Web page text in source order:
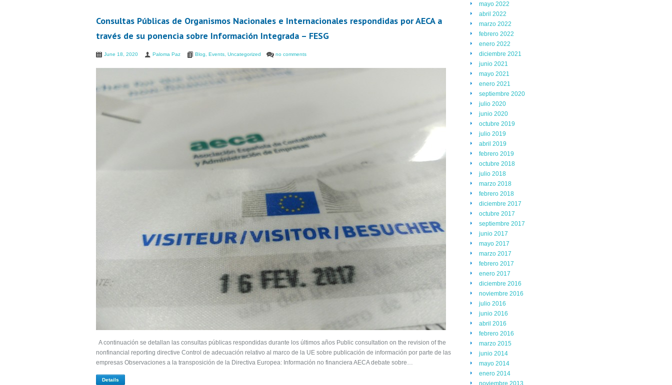
Consultas Públicas de Organismos Nacionales e Internacionales respondidas por AECA a
través de su ponencia sobre Información Integrada – FESG
June 18, 2020 Paloma Paz Blog Events Uncategorized no comments
A continuación se detallan las consultas públicas respondidas durante los últimos años Public consultation on the revision of the
nonfinancial reporting directive Control de adecuación relativo al marco de la UE sobre publicación de información por parte de las
empresas Observaciones a la transposición de la Directiva Europea: Información no financiera AECA debate sobre…
Details
mayo 2022
abril 2022
marzo 2022
febrero 2022
enero 2022
diciembre 2021
junio 2021
mayo 2021
enero 2021
septiembre 2020
julio 2020
junio 2020
octubre 2019
julio 2019
abril 2019
febrero 2019
octubre 2018
julio 2018
marzo 2018
febrero 2018
diciembre 2017
octubre 2017
septiembre 2017
junio 2017
mayo 2017
marzo 2017
febrero 2017
enero 2017
diciembre 2016
noviembre 2016
julio 2016
junio 2016
abril 2016
febrero 2016
marzo 2015
junio 2014
mayo 2014
enero 2014
noviembre 2013